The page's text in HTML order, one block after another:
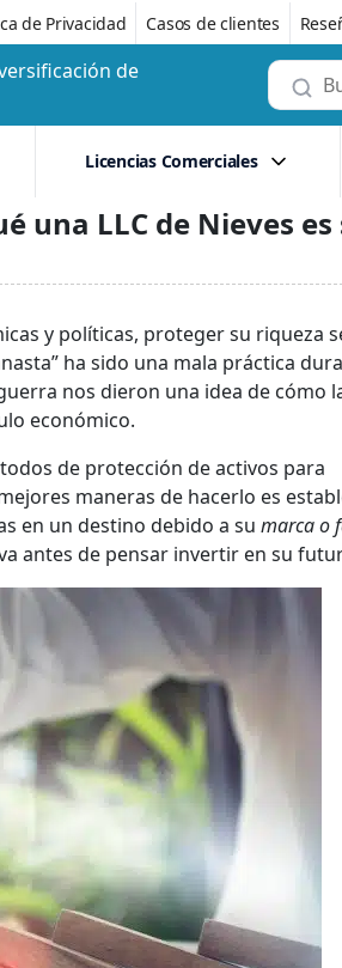
de Privacidad Casos de clientes
de
Licencias Comerciales
una LLC de Nieves es
y políticas, proteger su riqueza
ha sido una mala práctica
nos dieron una idea de cómo
económico.
de protección de activos para
maneras de hacerlo es
en un destino debido a su marca o
antes de pensar invertir en su